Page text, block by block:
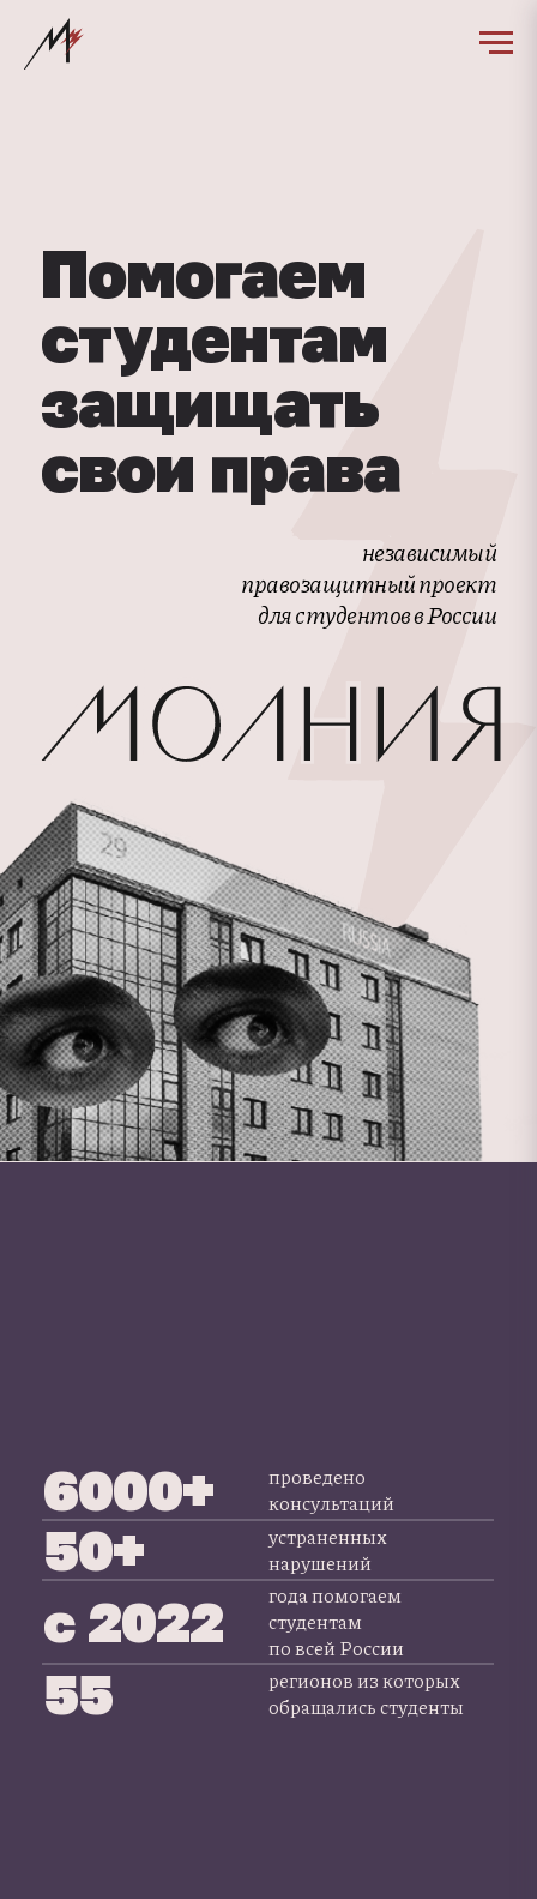
Помогаем
студентам
защищать
свои права
независимый
правозащитный проект
для студентов в России
6000+
проведено
консультаций
50+
устраненных
нарушений
с 2022
года помогаем
студентам
по всей России
55
регионов из которых
обращались студенты